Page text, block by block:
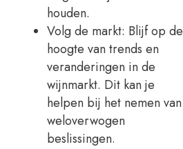
houden.
Volg de markt: Blijf op de
hoogte van trends en
veranderingen in de
wijnmarkt. Dit kan je
helpen bij het nemen van
weloverwogen
beslissingen.